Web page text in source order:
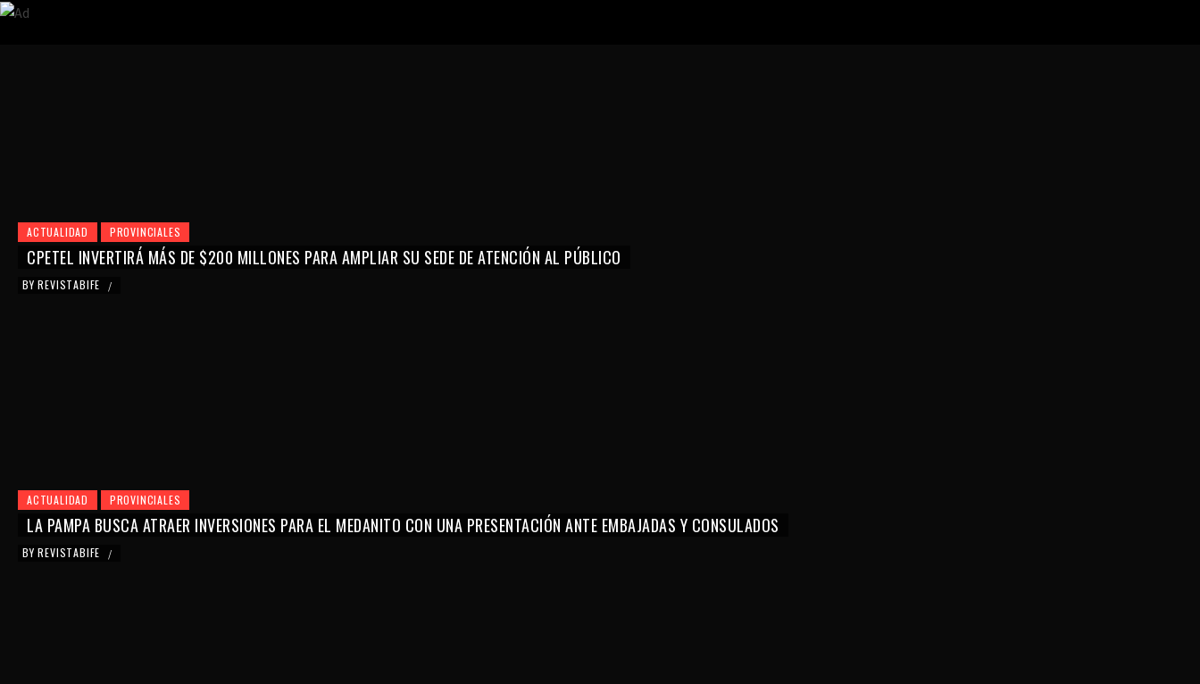
ACTUALIDAD PROVINCIALES
CPETEL INVERTIRÁ MÁS DE $200 MILLONES PARA AMPLIAR SU SEDE DE ATENCIÓN AL PÚBLICO
BY REVISTABIFE /
ACTUALIDAD PROVINCIALES
LA PAMPA BUSCA ATRAER INVERSIONES PARA EL MEDANITO CON UNA PRESENTACIÓN ANTE EMBAJADAS Y CONSULADOS
BY REVISTABIFE /